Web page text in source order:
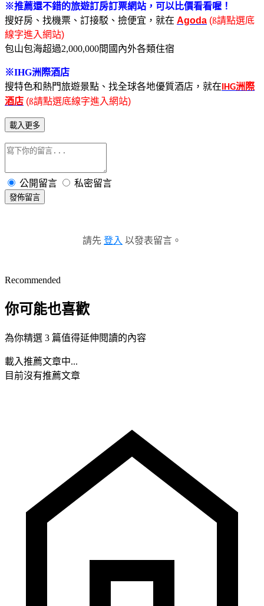
※推薦還不錯的旅遊訂房訂票網站，可以比價看看喔！
搜好房、找機票、訂接駁、撿便宜，就在 Agoda (ß請點選底
線字進入網站)
包山包海超過2,000,000間國內外各類住宿
※IHG洲際酒店
搜特色和熱門旅遊景點、找全球各地優質酒店，就在 IHG洲際
酒店 (ß請點選底線字進入網站)
載入更多
公開留言 私密留言
發佈留言
請先 登入 以發表留言。
Recommended
你可能也喜歡
為你精選 3 篇值得延伸閱讀的內容
載入推薦文章中...
目前沒有推薦文章